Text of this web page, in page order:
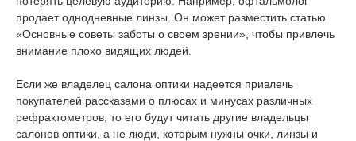
продает однодневные линзы. Он может разместить статью
«Основные советы заботы о своем зрении», чтобы привлечь
внимание плохо видящих людей.
Если же владелец салона оптики надеется привлечь
покупателей рассказами о плюсах и минусах различных
рефрактометров, то его будут читать другие владельцы
салонов оптики, а не люди, которым нужны очки, линзы и